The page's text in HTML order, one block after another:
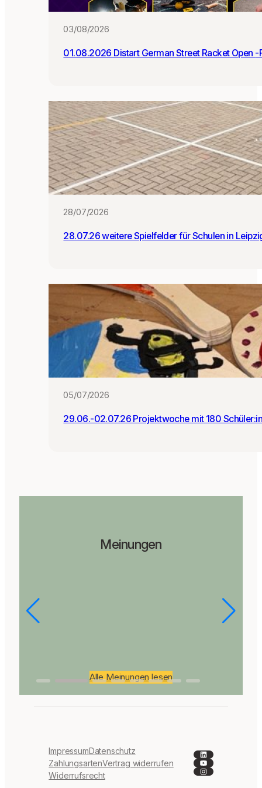
:i
n
n
03/08/2026
28/07/2026
28.07.26 weitere Spielfelder für Schulen in
05/07/2026
29.06.-02.07.26 Projektwoche mit 180
Meinungen
Alle Meinungen lesen
ImpressumDatenschutz
ZahlungsartenVertrag widerrufen
Widerrufsrecht
LinkedIn
YouTube
Instagram